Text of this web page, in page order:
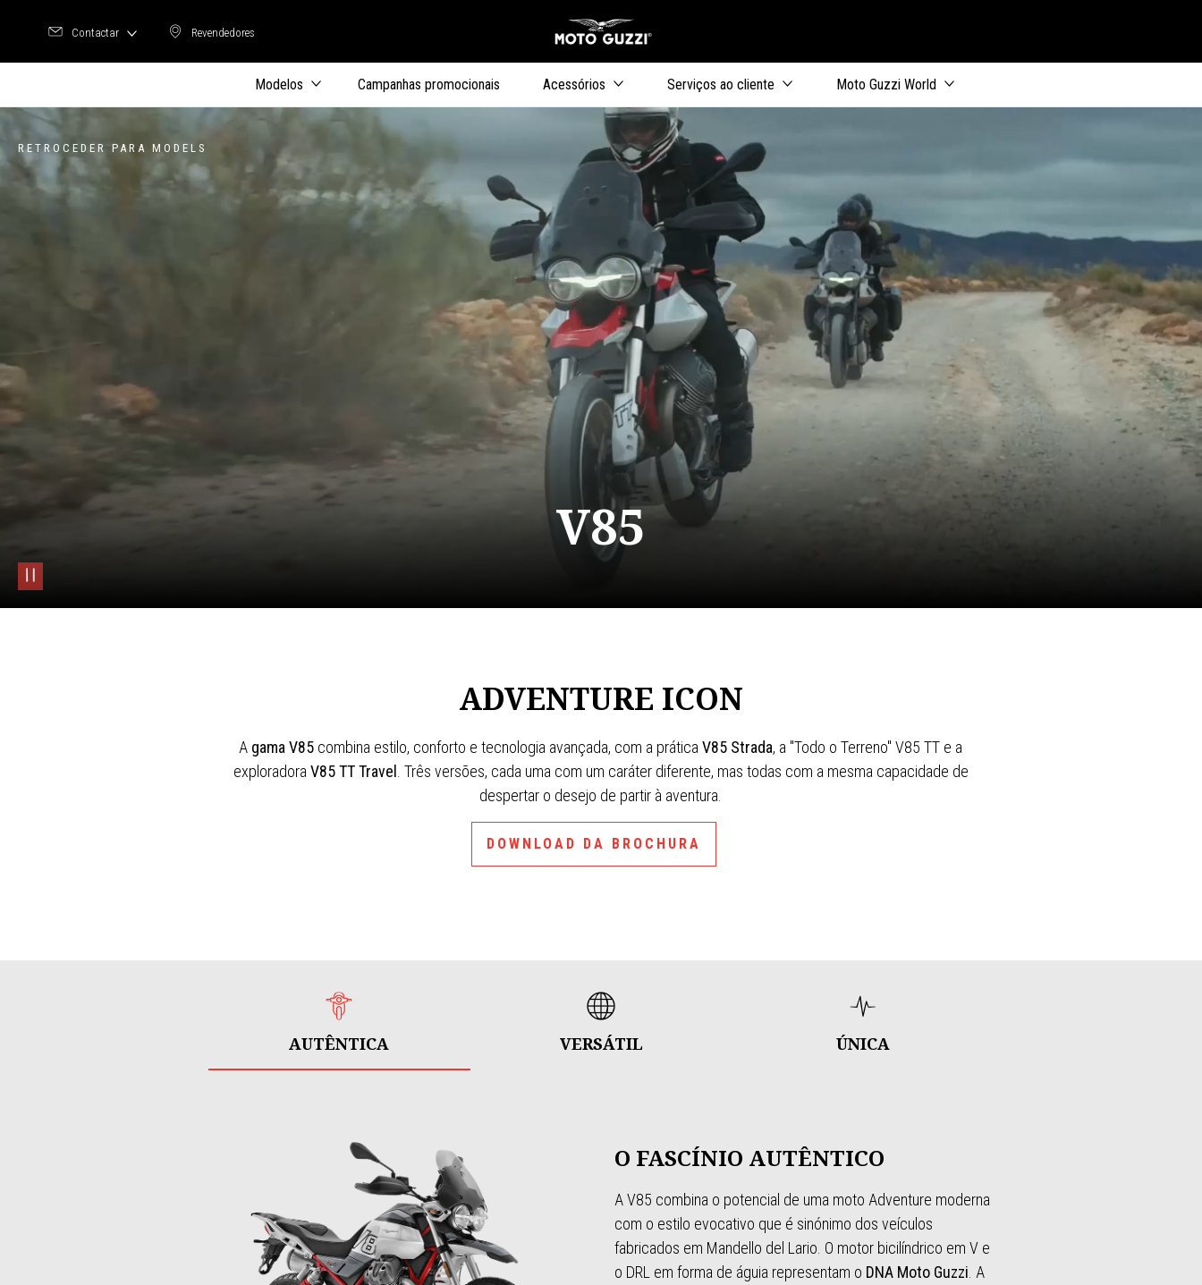
Revendedores
Revendedores
Contactar
Modelos Campanhas promocionais Acessórios Serviços ao cliente Moto Guzzi World
RETROCEDER PARA MODELS
V85
ADVENTURE ICON
A gama V85 combina estilo, conforto e tecnologia avançada, com a práticaV85 Strada, a "Todo o Terreno" V85 TT e a
exploradora V85 TT Travel
. Três versões, cada uma com um caráter diferente, mas todas com a mesma capacidade de
despertar o desejo de partir à aventura.
DOWNLOAD DA BROCHURA
AUTÊNTICA VERSÁTIL ÚNICA
O FASCÍNIO AUTÊNTICO
A V85 combina o potencial de uma moto Adventure moderna
com o estilo evocativo que é sinónimo dos veículos
fabricados em Mandello del Lario. O motor bicilíndrico em V e
o DRL em forma de águia representam o DNA Moto Guzzi . A